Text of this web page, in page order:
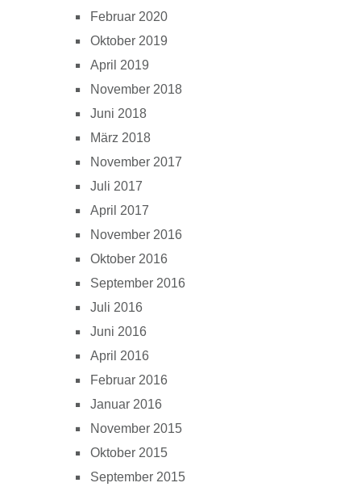
Februar 2020
Oktober 2019
April 2019
November 2018
Juni 2018
März 2018
November 2017
Juli 2017
April 2017
November 2016
Oktober 2016
September 2016
Juli 2016
Juni 2016
April 2016
Februar 2016
Januar 2016
November 2015
Oktober 2015
September 2015